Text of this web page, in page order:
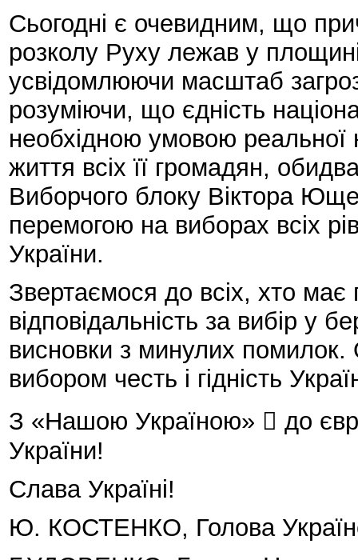
Сьогодні є очевидним, що
розколу Руху лежав у
усвідомлюючи масштаб
розуміючи, що єдність
необхідною умовою реальної
життя всіх її громадян,
Виборчого блоку Віктора
перемогою на виборах всіх
України.
Звертаємося до всіх, хто
відповідальність за вибір у
висновки з минулих
вибором честь і гідність
З «Нашою Україною»  до
України!
Слава Україні!
Ю. КОСТЕНКО, Голова